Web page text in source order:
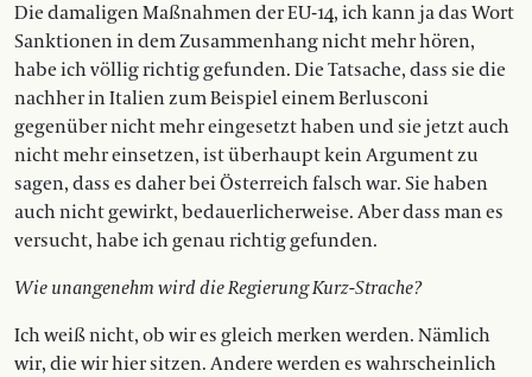
Die damaligen Maßnahmen der EU-14, ich kann ja das Wort
Sanktionen in dem Zusammenhang nicht mehr hören,
habe ich völlig richtig gefunden. Die Tatsache, dass sie die
nachher in Italien zum Beispiel einem Berlusconi
gegenüber nicht mehr eingesetzt haben und sie jetzt auch
nicht mehr einsetzen, ist überhaupt kein Argument zu
sagen, dass es daher bei Österreich falsch war. Sie haben
auch nicht gewirkt, bedauerlicherweise. Aber dass man es
versucht, habe ich genau richtig gefunden.
Wie unangenehm wird die Regierung Kurz-Strache?
Ich weiß nicht, ob wir es gleich merken werden. Nämlich
wir, die wir hier sitzen. Andere werden es wahrscheinlich